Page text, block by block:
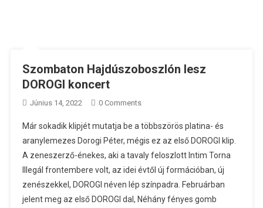
Szombaton Hajdúszoboszlón lesz
DOROGI koncert
Június 14, 2022 0 Comments
Már sokadik klipjét mutatja be a többszörös platina- és
aranylemezes Dorogi Péter, mégis ez az első DOROGI klip.
A zeneszerző-énekes, aki a tavaly feloszlott Intim Torna
Illegál frontembere volt, az idei évtől új formációban, új
zenészekkel, DOROGI néven lép színpadra. Februárban
jelent meg az első DOROGI dal, Néhány fényes gomb